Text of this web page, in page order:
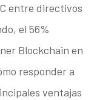
entre directivos
el 56%
Blockchain en
responder a
ventajas